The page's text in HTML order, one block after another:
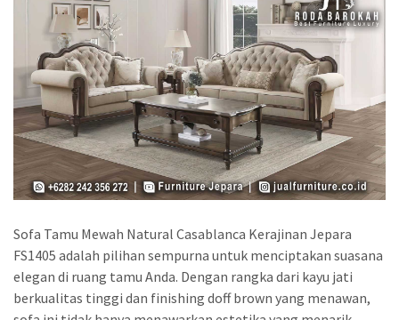
Sofa Tamu Mewah Natural Casablanca Kerajinan Jepara
FS1405 adalah pilihan sempurna untuk menciptakan suasana
elegan di ruang tamu Anda. Dengan rangka dari kayu jati
berkualitas tinggi dan finishing doff brown yang menawan,